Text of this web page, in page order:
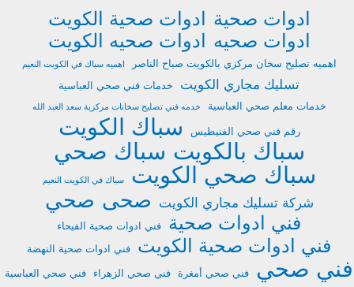
ادوات صحية ادوات صحية الكويت
ادوات صحيه ادوات صحيه الكويت
اهميه تصليح سخان مركزي بالكويت صباح الناصر اهميه سباك في الكويت النعيم
تسليك مجاري الكويت
خدمات فني صحي العباسية
خدمات معلم صحي العباسية
خدمه فني تصليح سخانات مركزية سعد العبد الله
رقم فني صحي الفنيطيس
سباك الكويت
سباك بالكويت سباك صحي
سباك صحي الكويت
سباك في الكويت النعيم
شركة تسليك مجاري الكويت صحى صحي
فني ادوات صحية فني ادوات صحية الفيحاء
فني ادوات صحية الكويت فني ادوات صحية النهضة
فني صحي فني صحي أمغرة فني صحي الزهراء
فني صحي العباسية